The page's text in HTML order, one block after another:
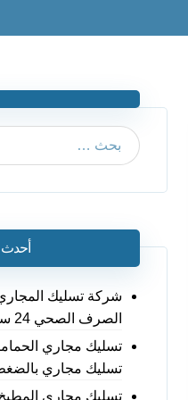
أحدث
شركة تسليك المجاري
الصرف الصحي 24 ساعة
تسليك مجاري